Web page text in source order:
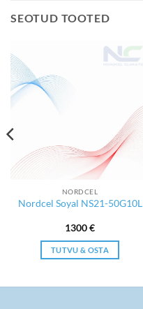
SEOTUD TOOTED
NORDCEL
Nordcel Soyal NS21-50G10L
1300€
TUTVU & OSTA